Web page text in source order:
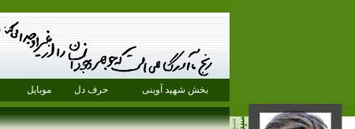
بخش شهید آوینی حرف دل موبایل